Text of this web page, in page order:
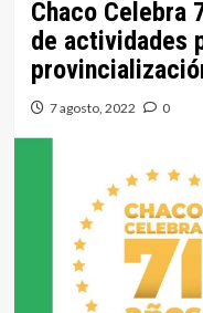
Chaco Celebra
de actividades
7 agosto, 2022 0